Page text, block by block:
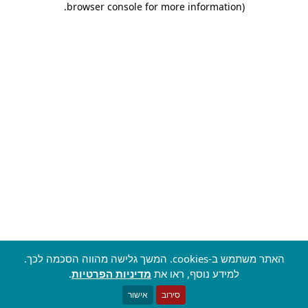
browser console for more information)
.
האתר משתמש ב-cookies. המשך גלישה מהווה הסכמה לכך.
למידע נוסף, ראו את מדיניות הפרטיות.
סירוב אישור